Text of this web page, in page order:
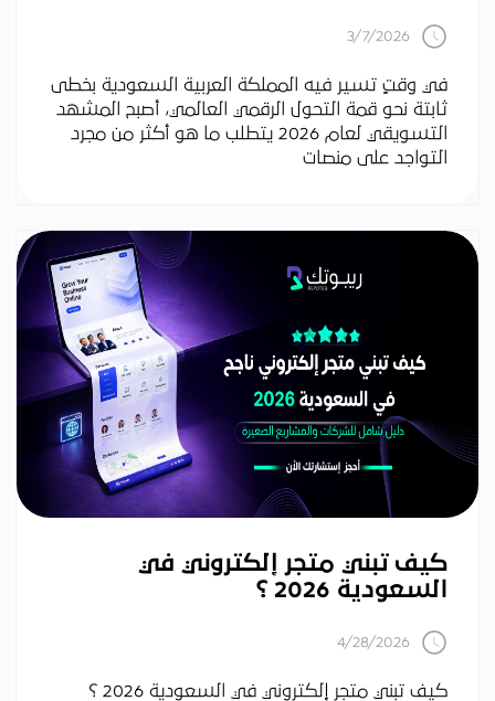
3/7/2026
في وقتٍ تسير فيه المملكة العربية السعودية بخطى
ثابتة نحو قمة التحول الرقمي العالمي، أصبح المشهد
التسويقي لعام 2026 يتطلب ما هو أكثر من مجرد
التواجد على منصات
كيف تبني متجر إلكتروني في
السعودية 2026 ؟
4/28/2026
كيف تبني متجر إلكتروني في السعودية 2026 ؟